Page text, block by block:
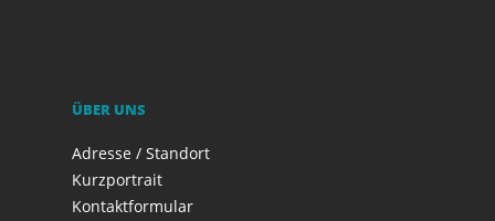
ÜBER UNS
Adresse / Standort
Kurzportrait
Kontaktformular